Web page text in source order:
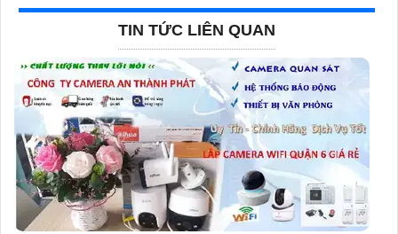
TIN TỨC LIÊN QUAN